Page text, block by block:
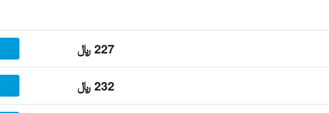
227 ﷼
232 ﷼